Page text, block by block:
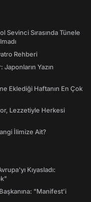
Sevinci Sırasında Tünele
Rehberi
Yazın
Eklediği Haftanın En Çok
Lezzetiyle Herkesi
İlimize Ait?
Kıyasladı:
"Manifest’i